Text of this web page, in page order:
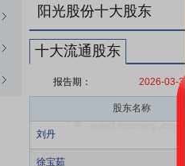
阳光股份十大股东
十大流通股东
报告期： 2026-03-31
股东名称
刘丹
徐宝茹